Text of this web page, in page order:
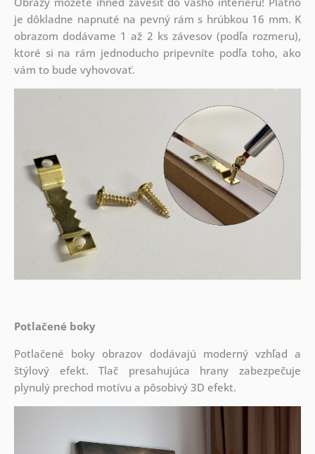
je dôkladne napnuté na pevný rám s hrúbkou 16 mm. K
obrazom dodávame 1 až 2 ks závesov (podľa rozmeru),
ktoré si na rám jednoducho pripevníte podľa toho, ako
vám to bude vyhovovať.
Potlačené boky
Potlačené boky obrazov dodávajú moderný vzhľad a
štýlový efekt. Tlač presahujúca hrany zabezpečuje
plynulý prechod motívu a pôsobivý 3D efekt.